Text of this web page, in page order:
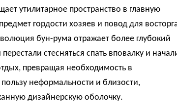
утилитарное пространство в главную
гордости хозяев и повод для
бун-рума отражает более глубокий
стесняться спать вповалку и
превращая необходимость в
неформальности и близости,
дизайнерскую оболочку.